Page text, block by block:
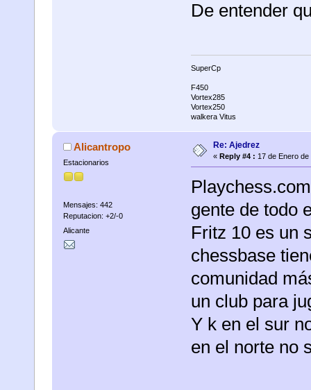
De entender
SuperCp
F450
Vortex285
Vortex250
walkera Vitus
Alicantropo
Estacionarios
Mensajes: 442
Reputacion: +2/-0
Alicante
Re: Ajedrez
« Reply #4 : 17 de Enero
gente de todo
Fritz 10 es un
chessbase
comunidad
un club para
Y k en el sur
en el norte no